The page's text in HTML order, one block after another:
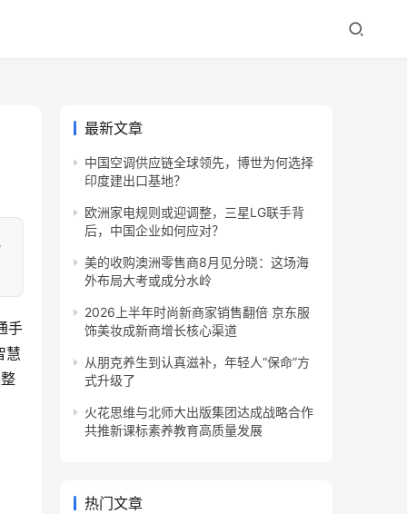
手
慧
最新文章
中国空调供应链全球领先，博世为何选择
印度建出口基地？
欧洲家电规则或迎调整，三星LG联手背
后，中国企业如何应对？
美的收购澳洲零售商8月见分晓：这场海
外布局大考或成分水岭
2026上半年时尚新商家销售翻倍 京东服
饰美妆成新商增长核心渠道
从朋克养生到认真滋补，年轻人“保命”方
式升级了
火花思维与北师大出版集团达成战略合作
共推新课标素养教育高质量发展
热门文章